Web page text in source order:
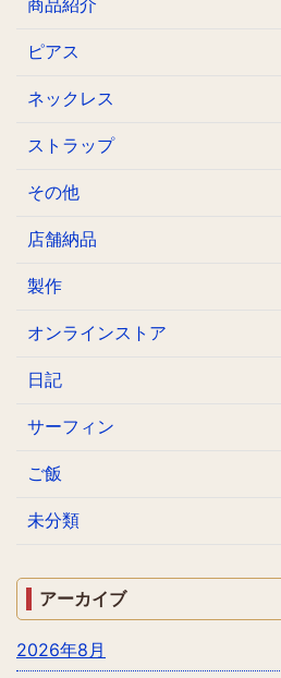
商品紹介
ピアス
ネックレス
ストラップ
その他
店舗納品
製作
オンラインストア
日記
サーフィン
ご飯
未分類
アーカイブ
2026年8月